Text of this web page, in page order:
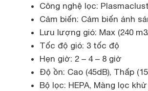
Công nghệ lọc:
Cảm biến: Cảm biến ánh
Lưu lượng gió: Max (240
Tốc độ gió: 3 tốc độ
Hẹn giờ: 2 – 4 – 8 giờ
Độ ồn: Cao (45dB), Thấp
Bộ lọc: HEPA, Màng lọc